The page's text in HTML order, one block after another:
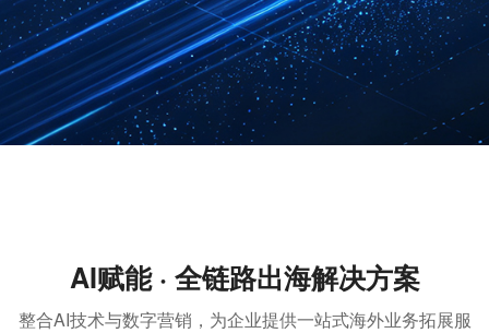
AI赋能 · 全链路出海解决方案
整合AI技术与数字营销，为企业提供一站式海外业务拓展服